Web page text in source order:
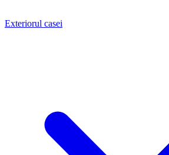
Exteriorul casei